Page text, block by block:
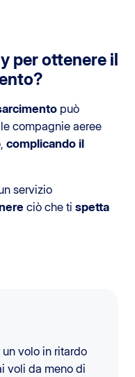
per ottenere il
può
compagnie aeree
complicando il
servizio
ciò che ti spetta
un volo in ritardo
voli da meno di